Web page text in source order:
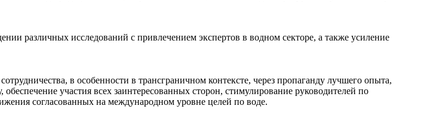
различных исследований с привлечением экспертов в водном секторе, а также усиление
в особенности в трансграничном контексте, через пропаганду лучшего опыта,
участия всех заинтересованных сторон, стимулирование руководителей по
согласованных на международном уровне целей по воде.